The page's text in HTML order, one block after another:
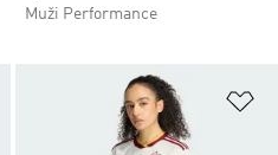
Muži Performance
Pridať do zoznamu želaných